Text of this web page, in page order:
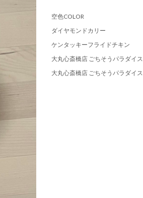
空色COLOR
ダイヤモンドカリー
ケンタッキーフライドチキン
大丸心斎橋店 ごちそうパラダイス
大丸心斎橋店 ごちそうパラダイス